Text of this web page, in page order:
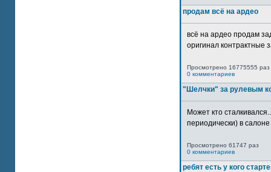
продам всё на ардео
всё на ардео продам
оригинал контрактные
Просмотрено 16775555 раз
0 комментариев
"Шелчки" за рулевым
Может кто
периодически) в
Просмотрено 61747 раз
0 комментариев
ребят есть у кого